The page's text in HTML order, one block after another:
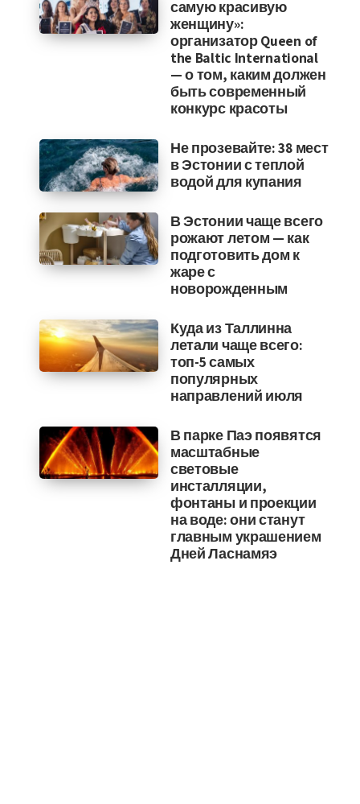
самую красивую
женщину»:
организатор Queen of
the Baltic International
— о том, каким должен
быть современный
конкурс красоты
Не прозевайте: 38 мест
в Эстонии с теплой
водой для купания
В Эстонии чаще всего
рожают летом — как
подготовить дом к
жаре с
новорожденным
Куда из Таллинна
летали чаще всего:
топ-5 самых
популярных
направлений июля
В парке Паэ появятся
масштабные
световые
инсталляции,
фонтаны и проекции
на воде: они станут
главным украшением
Дней Ласнамяэ